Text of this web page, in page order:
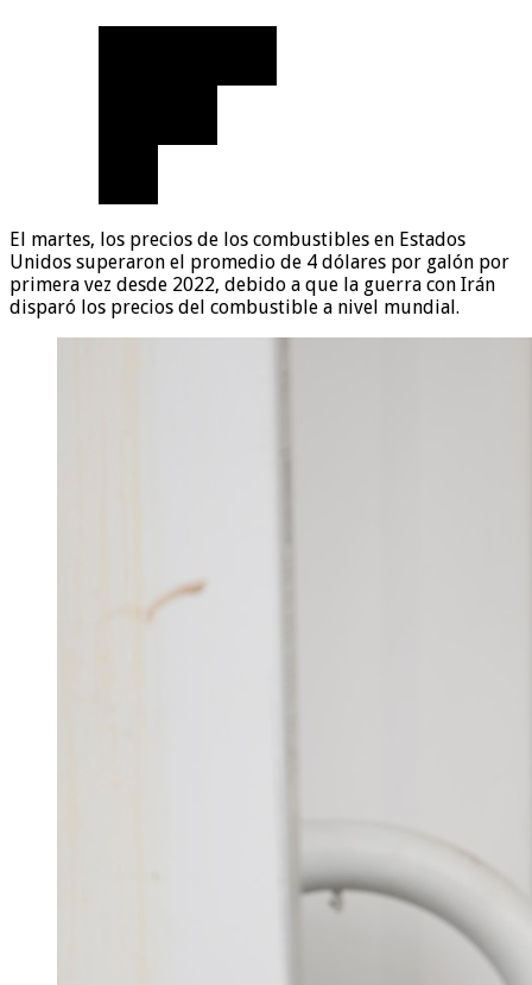
El martes, los precios de los combustibles en Estados
Unidos superaron el promedio de 4 dólares por galón por
primera vez desde 2022, debido a que la guerra con Irán
disparó los precios del combustible a nivel mundial.